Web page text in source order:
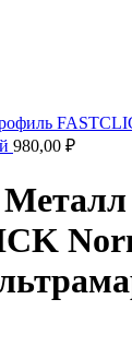
980,00 ₽